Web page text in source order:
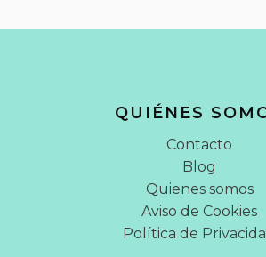
QUIÉNES
Contacto
Blog
Quienes somos
Aviso de Cookies
Política de